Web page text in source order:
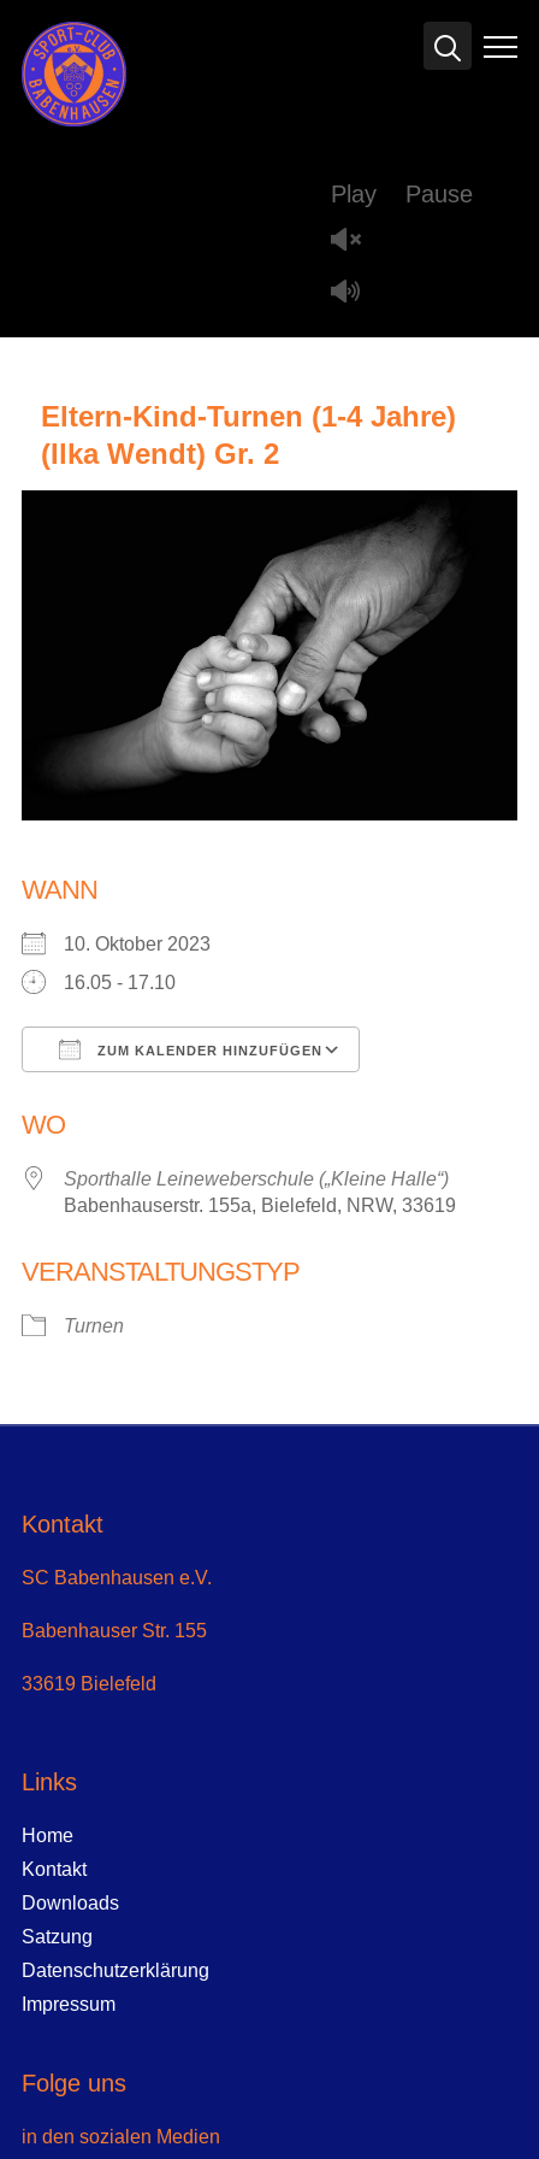
Info
Play Pause
Eltern-Kind-Turnen (1-4 Jahre)
(Ilka Wendt) Gr. 2
WANN
10. Oktober 2023
16.05 - 17.10
ZUM KALENDER HINZUFÜGEN
WO
Sporthalle Leineweberschule („Kleine Halle“)
Babenhauserstr. 155a, Bielefeld, NRW, 33619
VERANSTALTUNGSTYP
Turnen
Kontakt
SC Babenhausen e.V.
Babenhauser Str. 155
33619 Bielefeld
Links
Home
Kontakt
Downloads
Satzung
Datenschutzerklärung
Impressum
Folge uns
in den sozialen Medien